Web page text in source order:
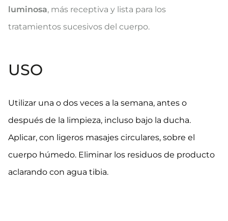
luminosa, más receptiva y lista para los
tratamientos sucesivos del cuerpo.
USO
Utilizar una o dos veces a la semana, antes o
después de la limpieza, incluso bajo la ducha.
Aplicar, con ligeros masajes circulares, sobre el
cuerpo húmedo. Eliminar los residuos de producto
aclarando con agua tibia.